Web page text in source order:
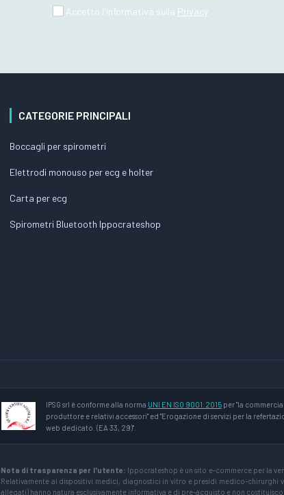
Accetto l'informativa sulla Privacy
CATEGORIE PRINCIPALI
Boccagli per spirometri
Elettrodi monouso per ecg e holter
Carta per ecg
Spirometri Bluetooth Ippocrateshop
IPSG srl è conforme alla norma UNI EN ISO 9001:2015per "la
produttore e relativi accessori" ed "Erogazione di servizi per la
web dedicato. (EA 33, 29)".
Nota di trasparenza per l'utente: Ippocrateshop è un sito e-commerce per la
Relativamente ai dispositivi medici, diagnostici in vitro e presidi medico-chirurghi
allegati) hanno natura esclusivamente informativa e di pre-acquisto e non